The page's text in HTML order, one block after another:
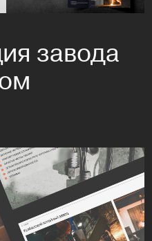
завода